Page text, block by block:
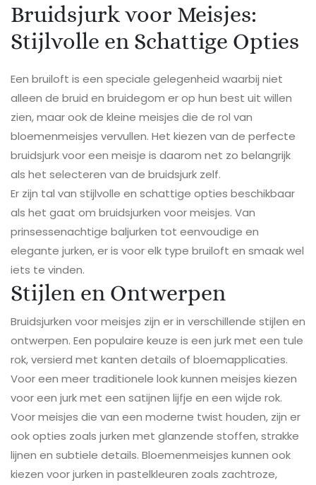
Bruidsjurk voor Meisjes:
Stijlvolle en Schattige Opties
Een bruiloft is een speciale gelegenheid waarbij niet
alleen de bruid en bruidegom er op hun best uit willen
zien, maar ook de kleine meisjes die de rol van
bloemenmeisjes vervullen. Het kiezen van de perfecte
bruidsjurk voor een meisje is daarom net zo belangrijk
als het selecteren van de bruidsjurk zelf.
Er zijn tal van stijlvolle en schattige opties beschikbaar
als het gaat om bruidsjurken voor meisjes. Van
prinsessenachtige baljurken tot eenvoudige en
elegante jurken, er is voor elk type bruiloft en smaak wel
iets te vinden.
Stijlen en Ontwerpen
Bruidsjurken voor meisjes zijn er in verschillende stijlen en
ontwerpen. Een populaire keuze is een jurk met een tule
rok, versierd met kanten details of bloemapplicaties.
Voor een meer traditionele look kunnen meisjes kiezen
voor een jurk met een satijnen lijfje en een wijde rok.
Voor meisjes die van een moderne twist houden, zijn er
ook opties zoals jurken met glanzende stoffen, strakke
lijnen en subtiele details. Bloemenmeisjes kunnen ook
kiezen voor jurken in pastelkleuren zoals zachtroze,